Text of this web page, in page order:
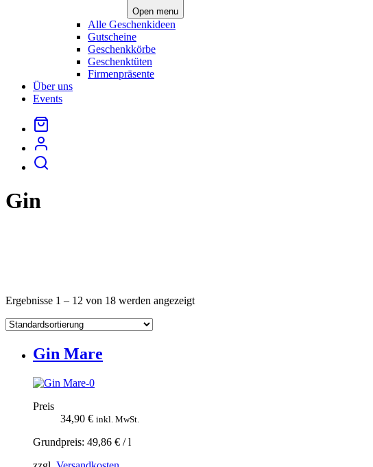
Open menu
Alle Geschenkideen
Gutscheine
Geschenkkörbe
Geschenktüten
Firmenpräsente
Über uns
Events
Gin
Ergebnisse 1 – 12 von 18 werden angezeigt
Gin Mare
Preis
34,90 € inkl. MwSt.
Grundpreis: 49,86 € /l